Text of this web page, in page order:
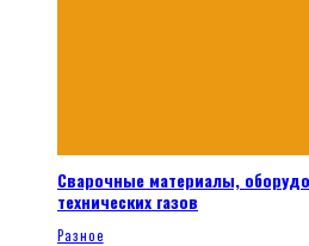
Сварочные материалы,
технических газов
Разное